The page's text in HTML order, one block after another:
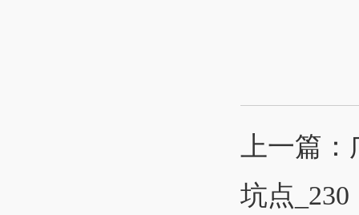
上一篇：
坑点_230